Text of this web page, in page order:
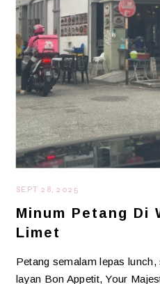
SEPT 28, 2025
Minum Petang Di
Limet
Petang semalam lepas
layan Bon Appetit, Your